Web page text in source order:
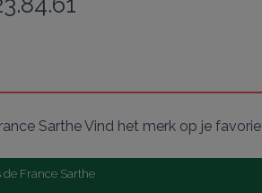
Sarthe Vind het merk op je
de France Sarthe